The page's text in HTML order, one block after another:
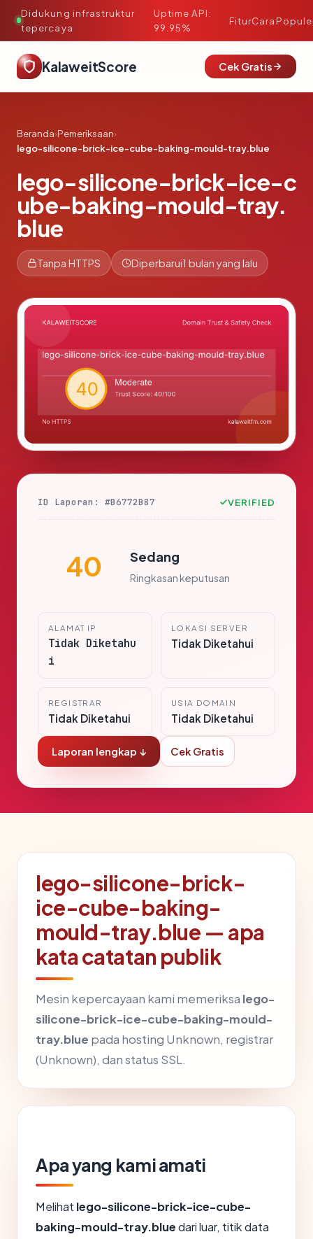
Didukung infrastruktur
tepercaya
·
Uptime API:
99.95%
FiturCara
KalaweitScore Cek Gratis
Beranda›Pemeriksaan›
lego-silicone-brick-ice-cube-baking-mould-tray.blue
lego-silicone-brick-ice-c
ube-baking-mould-tray.
blue
Tanpa HTTPS Diperbarui1 bulan yang lalu
ID Laporan: #B6772B87 VERIFIED
40 Sedang
Ringkasan keputusan
ALAMAT IP
Tidak Diketahu
i
LOKASI SERVER
Tidak Diketahui
REGISTRAR
Tidak Diketahui
USIA DOMAIN
Tidak Diketahui
Laporan lengkap ↓ Cek Gratis
lego-silicone-brick-
ice-cube-baking-
mould-tray.blue — apa
kata catatan publik
Mesin kepercayaan kami memeriksa lego-
silicone-brick-ice-cube-baking-mould-
tray.blue pada hosting Unknown, registrar
(Unknown), dan status SSL.
Apa yang kami amati
Melihat lego-silicone-brick-ice-cube-
baking-mould-tray.bluedari luar, titik data